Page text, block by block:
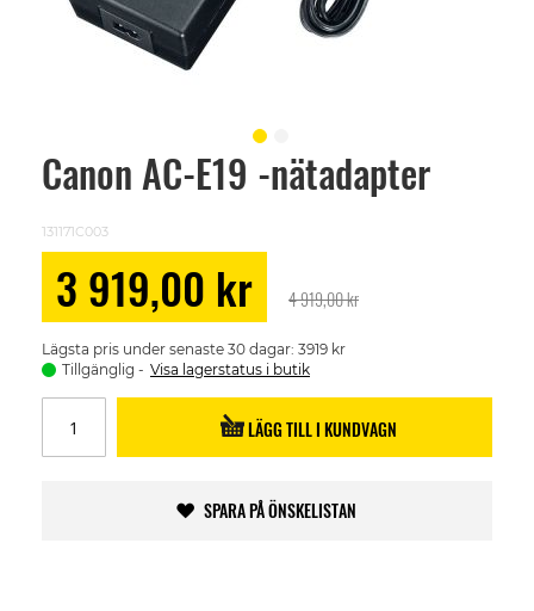
Canon AC-E19 -nätadapter
131171C003
Price
3 919,00 kr 4 919,00 kr
Lägsta pris under senaste 30 dagar: 3919 kr
Tillgänglig
Visa lagerstatus i butik
LÄGG TILL I KUNDVAGN
SPARA PÅ ÖNSKELISTAN
Skip
images
gallery